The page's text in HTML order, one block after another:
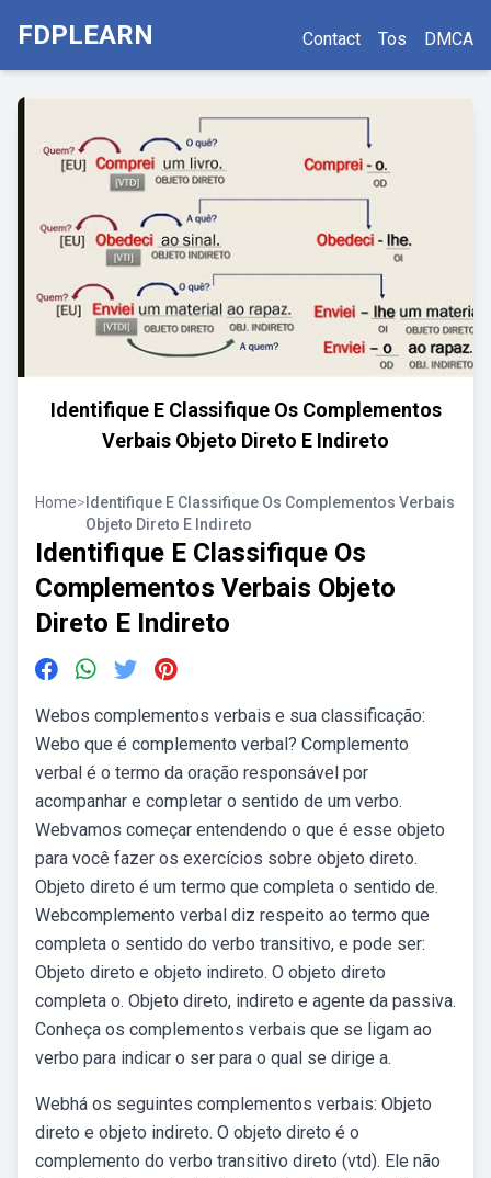
FDPLEARN Contact Tos DMCA
Identifique E Classifique Os Complementos
Verbais Objeto Direto E Indireto
Home> Identifique E Classifique Os Complementos Verbais
Objeto Direto E Indireto
Identifique E Classifique Os
Complementos Verbais Objeto
Direto E Indireto
Webos complementos verbais e sua classificação:
Webo que é complemento verbal? Complemento
verbal é o termo da oração responsável por
acompanhar e completar o sentido de um verbo.
Webvamos começar entendendo o que é esse objeto
para você fazer os exercícios sobre objeto direto.
Objeto direto é um termo que completa o sentido de.
Webcomplemento verbal diz respeito ao termo que
completa o sentido do verbo transitivo, e pode ser:
Objeto direto e objeto indireto. O objeto direto
completa o. Objeto direto, indireto e agente da passiva.
Conheça os complementos verbais que se ligam ao
verbo para indicar o ser para o qual se dirige a.
Webhá os seguintes complementos verbais: Objeto
direto e objeto indireto. O objeto direto é o
complemento do verbo transitivo direto (vtd). Ele não